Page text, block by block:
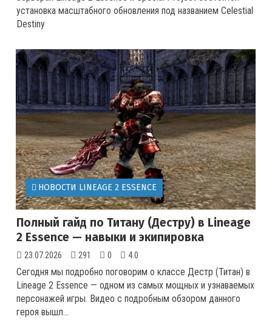
установка масштабного обновления под названием Celestial
Destiny
НОВОСТИ LINEAGE 2 ESSENCE
Полный гайд по Титану (Дестру) в Lineage
2 Essence — навыки и экипировка
23.07.2026 291 0 4.0
Сегодня мы подробно поговорим о классе Дестр (Титан) в
Lineage 2 Essence — одном из самых мощных и узнаваемых
персонажей игры. Видео с подробным обзором данного
героя вышл...